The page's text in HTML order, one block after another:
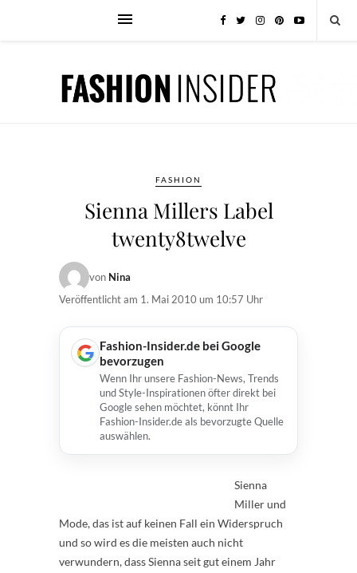
FASHION
Sienna Millers Label
twenty8twelve
von Nina
Veröffentlicht am 1. Mai 2010 um 10:57 Uhr
Fashion-Insider.de bei Google
bevorzugen
Wenn Ihr unsere Fashion-News, Trends
und Style-Inspirationen öfter direkt bei
Google sehen möchtet, könnt Ihr
Fashion-Insider.de als bevorzugte Quelle
auswählen.
Sienna
Miller und
Mode, das ist auf keinen Fall ein Widerspruch
und so wird es die meisten auch nicht
verwundern, dass Sienna seit gut einem Jahr